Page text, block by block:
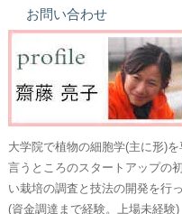
お問い合わせ
大学院で植物の細胞学(主に形)
言うところのスタートアップの
い栽培の調査と技法の開発を行
(資金調達まで経験。上場未経験)